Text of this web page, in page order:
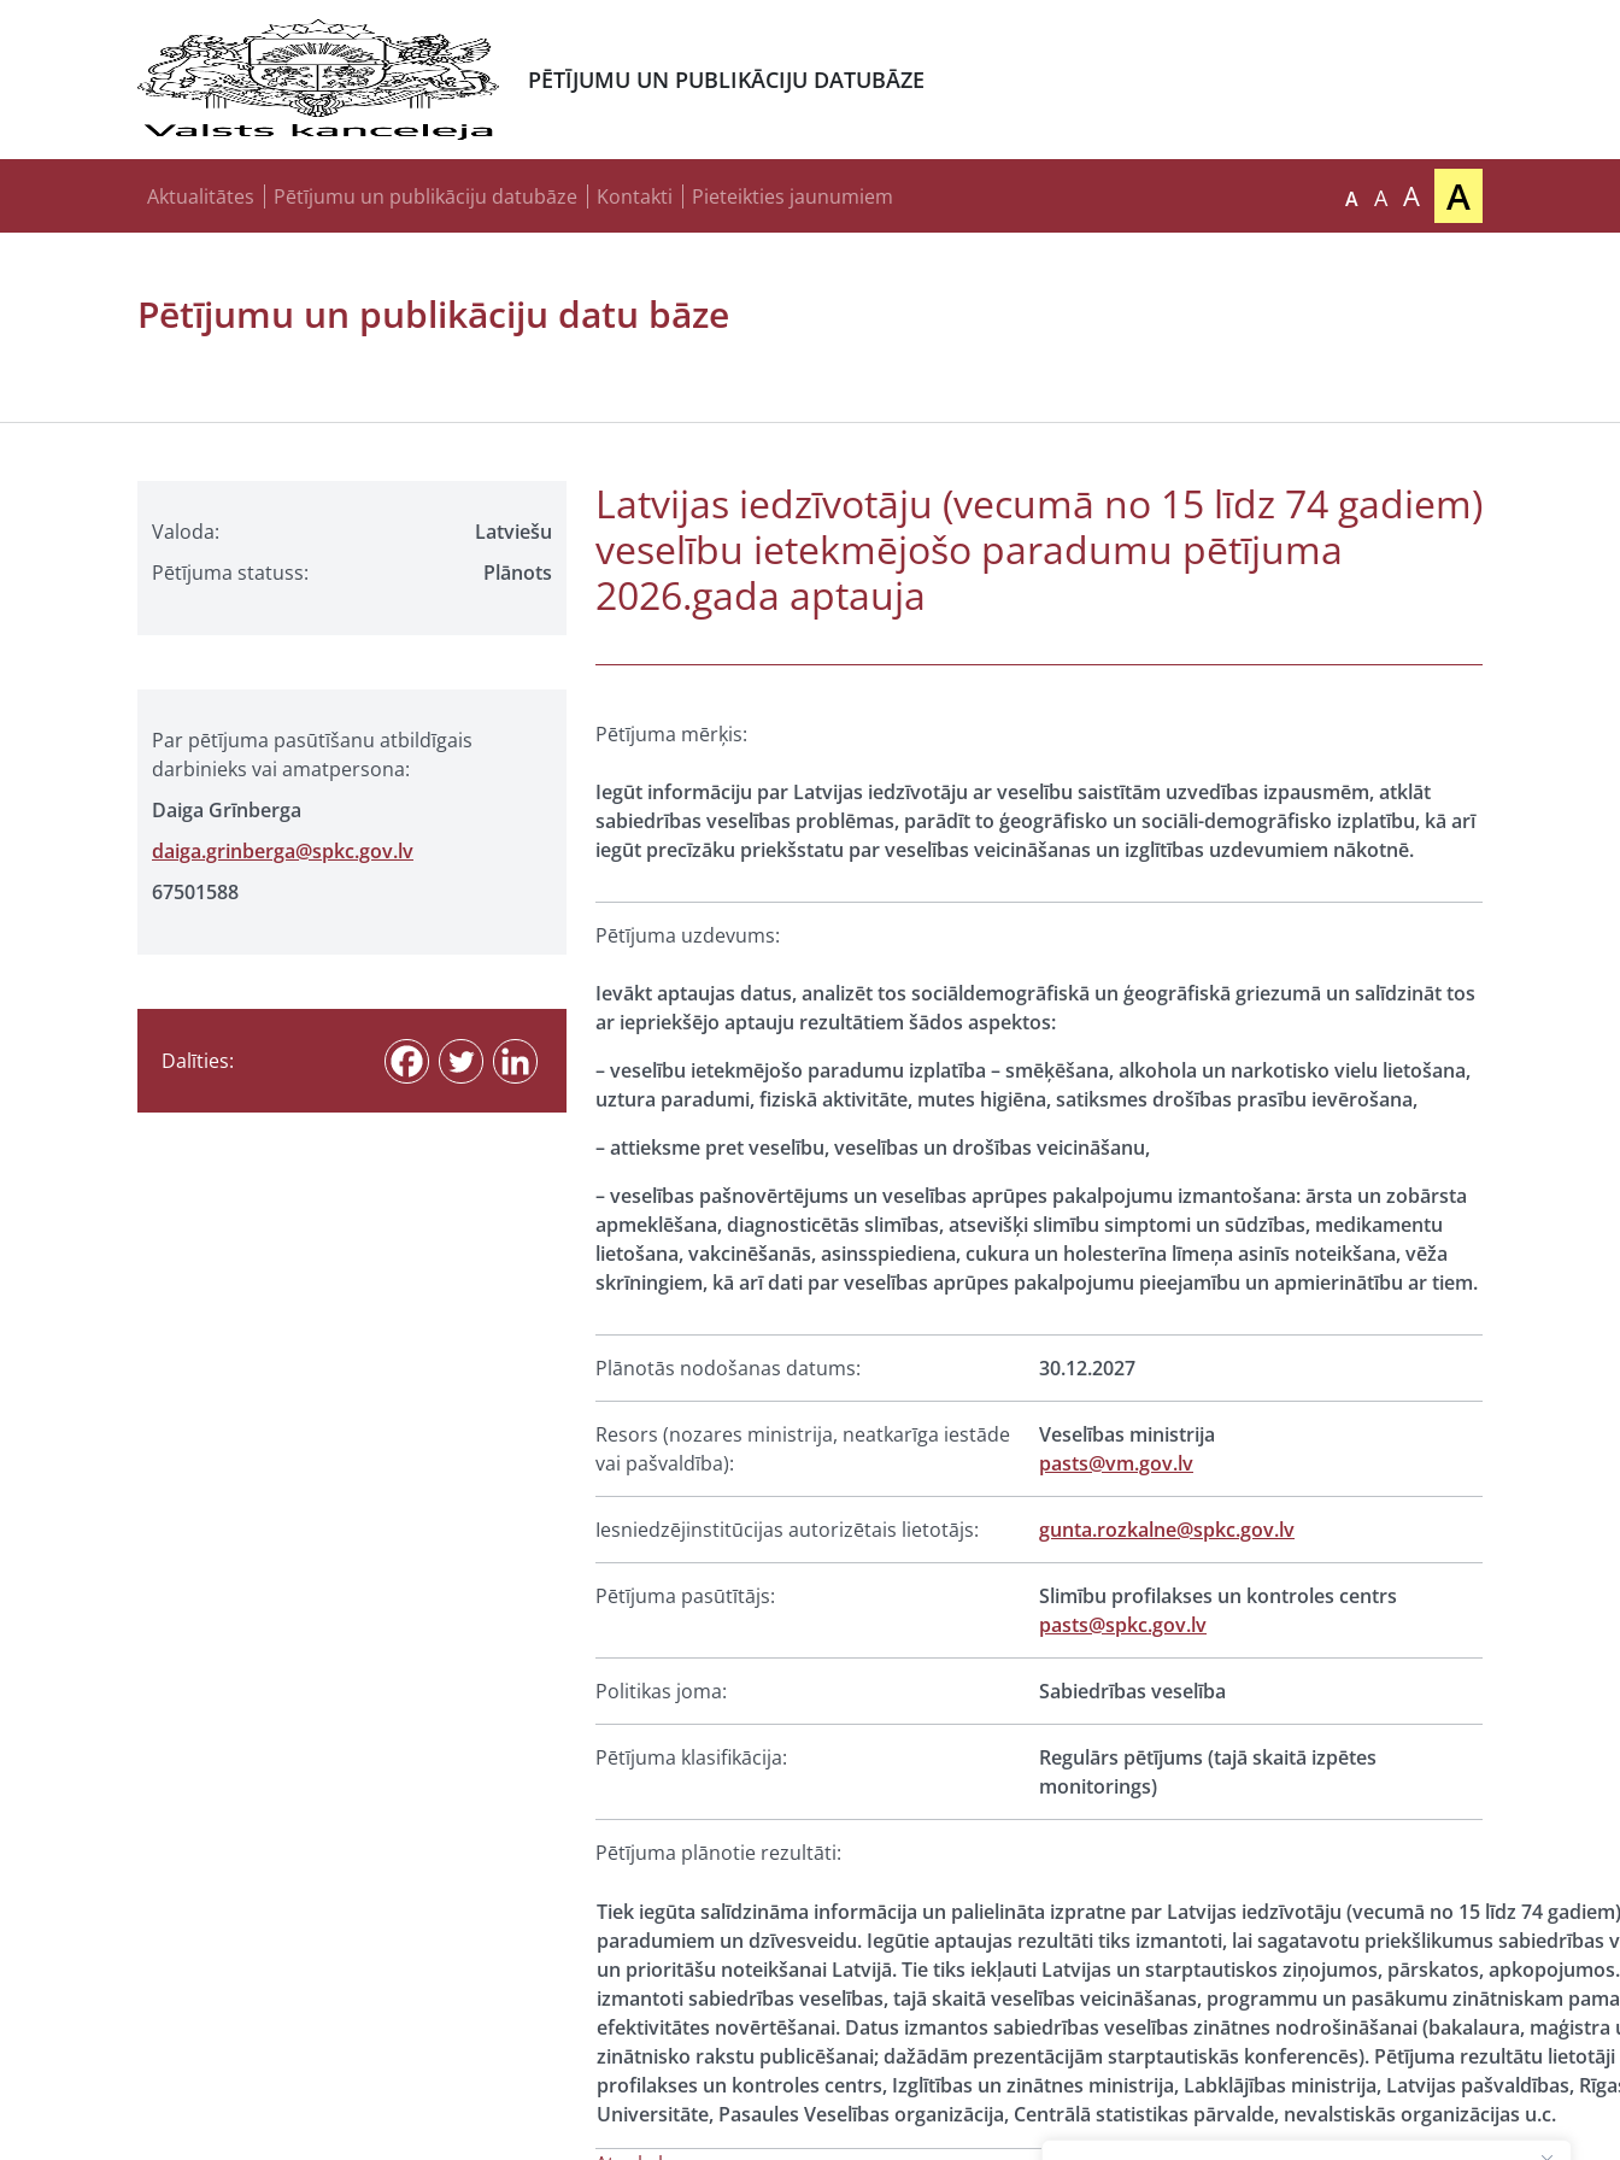
PĒTĪJUMU UN PUBLIKĀCIJU DATUBĀZE
Aktualitātes Pētījumu un publikāciju datubāze Kontakti Pieteikties jaunumiem A A A A
Pētījumu un publikāciju datu bāze
Valoda:
Latviešu
Pētījuma statuss:
Plānots
Par pētījuma pasūtīšanu atbildīgais
darbinieks vai amatpersona:
Daiga Grīnberga
daiga.grinberga@spkc.gov.lv
67501588
Dalīties:
Latvijas iedzīvotāju (vecumā no 15 līdz 74 gadiem)
veselību ietekmējošo paradumu pētījuma
2026.gada aptauja
Pētījuma mērķis:
Iegūt informāciju par Latvijas iedzīvotāju ar veselību saistītām uzvedības izpausmēm, atklāt
sabiedrības veselības problēmas, parādīt to ģeogrāfisko un sociāli-demogrāfisko izplatību, kā arī
iegūt precīzāku priekšstatu par veselības veicināšanas un izglītības uzdevumiem nākotnē.
Pētījuma uzdevums:
Ievākt aptaujas datus, analizēt tos sociāldemogrāfiskā un ģeogrāfiskā griezumā un salīdzināt tos
ar iepriekšējo aptauju rezultātiem šādos aspektos:
– veselību ietekmējošo paradumu izplatība – smēķēšana, alkohola un narkotisko vielu lietošana,
uztura paradumi, fiziskā aktivitāte, mutes higiēna, satiksmes drošības prasību ievērošana,
– attieksme pret veselību, veselības un drošības veicināšanu,
– veselības pašnovērtējums un veselības aprūpes pakalpojumu izmantošana: ārsta un zobārsta
apmeklēšana, diagnosticētās slimības, atsevišķi slimību simptomi un sūdzības, medikamentu
lietošana, vakcinēšanās, asinsspiediena, cukura un holesterīna līmeņa asinīs noteikšana, vēža
skrīningiem, kā arī dati par veselības aprūpes pakalpojumu pieejamību un apmierinātību ar tiem.
Plānotās nodošanas datums: 30.12.2027
Resors (nozares ministrija, neatkarīga iestāde
vai pašvaldība):
Veselības ministrija
pasts@vm.gov.lv
Iesniedzējinstitūcijas autorizētais lietotājs: gunta.rozkalne@spkc.gov.lv
Pētījuma pasūtītājs:
Slimību profilakses un kontroles centrs
pasts@spkc.gov.lv
Politikas joma: Sabiedrības veselība
Pētījuma klasifikācija:
Regulārs pētījums (tajā skaitā izpētes
monitorings)
Pētījuma plānotie rezultāti:
Tiek iegūta salīdzināma informācija un palielināta izpratne par Latvijas iedzīvotāju (vecumā no 15 līdz 74
paradumiem un dzīvesveidu. Iegūtie aptaujas rezultāti tiks izmantoti, lai sagatavotu priekšlikumus sabiedrības
un prioritāšu noteikšanai Latvijā. Tie tiks iekļauti Latvijas un starptautiskos ziņojumos, pārskatos,
izmantoti sabiedrības veselības, tajā skaitā veselības veicināšanas, programmu un pasākumu zinātniskam
efektivitātes novērtēšanai. Datus izmantos sabiedrības veselības zinātnes nodrošināšanai (bakalaura,
zinātnisko rakstu publicēšanai; dažādām prezentācijām starptautiskās konferencēs). Pētījuma rezultātu
profilakses un kontroles centrs, Izglītības un zinātnes ministrija, Labklājības ministrija, Latvijas pašvaldības,
Universitāte, Pasaules Veselības organizācija, Centrālā statistikas pārvalde, nevalstiskās organizācijas u.c.